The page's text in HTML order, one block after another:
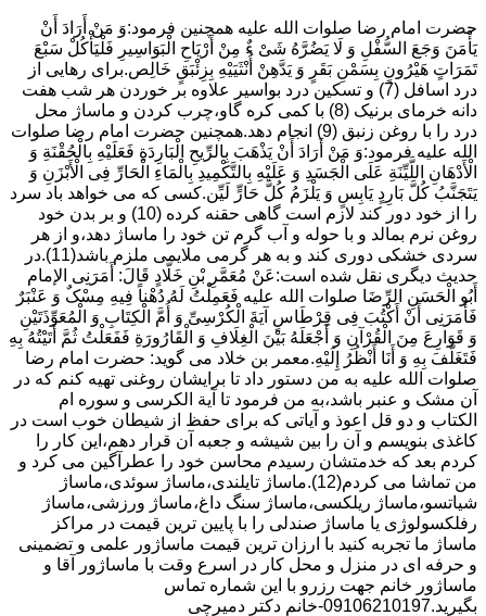
حضرت امام رضا صلوات الله علیه همچنین فرمود:وَ مَنْ أَرَادَ أَنْ
یَأْمَنَ وَجَعَ السُّفْلِ وَ لَا یَضُرَّهُ شَیْ ءٌ مِنْ أَرْیَاحِ الْبَوَاسِیرِ فَلْیَأْکُلْ سَبْعَ
تَمَرَاتٍ هَیْرُونٍ بِسَمْنِ بَقَرٍ وَ یَدَّهِنْ أُنْثَیَیْهِ بِزِئْبَقٍ خَالِص.برای رهایی از
درد اسافل (7) و تسکین درد بواسیر علاوه بر خوردن هر شب هفت
دانه خرمای برنیک (8) با کمی کره گاو،چرب کردن و ماساژ محل
درد را با روغن زنبق (9) انجام دهد.همچنین حضرت امام رضا صلوات
الله علیه فرمود:وَ مَنْ أَرَادَ أَنْ یَذْهَبَ بِالرِّیحِ الْبَارِدَةِ فَعَلَیْهِ بِالْحُقْنَةِ وَ
الْأَدْهَانِ اللَّیِّنَةِ عَلَى الْجَسَدِ وَ عَلَیْهِ بِالتَّکْمِیدِ بِالْمَاءِ الْحَارِّ فِی الْأَبْزَنِ وَ
یَتَجَنَّبُ کُلَّ بَارِدٍ یَابِسٍ وَ یَلْزَمُ کُلَّ حَارٍّ لَیِّن.کسی که می خواهد باد سرد
را از خود دور کند لازم است گاهی حقنه کرده (10) و بر بدن خود
روغن نرم بمالد و با حوله و آب گرم تن خود را ماساژ دهد،و از هر
سردی خشکی دوری کند و به هر گرمی ملایمی ملزم باشد(11).در
حدیث دیگری نقل شده است:عَنْ مُعَمَّرِ بْنِ خَلَّادٍ قَالَ: أَمَرَنِی الإمام
أَبُو الْحَسَنِ الرِّضَا صلوات الله علیه فَعَمِلْتُ لَهُ دُهْناً فِیهِ مِسْکٌ وَ عَنْبَرٌ
فَأَمَرَنِی أَنْ أَکْتُبَ فِی قِرْطَاسٍ آیَةَ الْکُرْسِیِّ وَ أُمَّ الْکِتَابِ وَ الْمُعَوِّذَتَیْنِ
وَ قَوَارِعَ مِنَ الْقُرْآنِ وَ أَجْعَلَهُ بَیْنَ الْغِلَافِ وَ الْقَارُورَةِ فَفَعَلْتُ ثُمَّ أَتَیْتُهُ بِهِ
فَتَغَلَّفَ بِهِ وَ أَنَا أَنْظُرُ إِلَیْهِ.معمر بن خلاد می گوید: حضرت امام رضا
صلوات الله علیه به من دستور داد تا برایشان روغنى تهیه کنم که در
آن مشک و عنبر باشد،به من فرمود تا آیة الکرسى و سوره ام
الکتاب و دو قل اعوذ و آیاتى که براى حفظ از شیطان خوب است در
کاغذى بنویسم و آن را بین شیشه و جعبه آن قرار دهم،این کار را
کردم بعد که خدمتشان رسیدم محاسن خود را عطرآگین می کرد و
من تماشا می کردم(12).ماساژ تایلندی،ماساژ سوئدی،ماساژ
شیاتسو،ماساژ ریلکسی،ماساژ سنگ داغ،ماساژ ورزشی،ماساژ
رفلکسولوژی یا ماساژ صندلی را با پایین ترین قیمت در مراکز
ماساژ ما تجربه کنید با ارزان ترین قیمت ماساژور علمی و تضمینی
و حرفه ای در منزل و محل کار در اسرع وقت با ماساژور آقا و
ماساژور خانم جهت رزرو با این شماره تماس
بگیرید.09106210197-خانم دکتر دمیرچی